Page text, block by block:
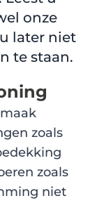
onze
later niet
te staan.
zoals
zoals
niet